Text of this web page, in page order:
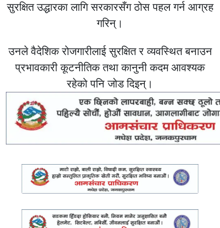
सुरक्षित उद्धारका लागि सरकारसँग ठोस पहल गर्न आग्रह
गरिन्।
उनले वैदेशिक रोजगारीलाई सुरक्षित र व्यवस्थित बनाउन
प्रभावकारी कूटनीतिक तथा कानुनी कदम आवश्यक
रहेको पनि जोड दिइन्।